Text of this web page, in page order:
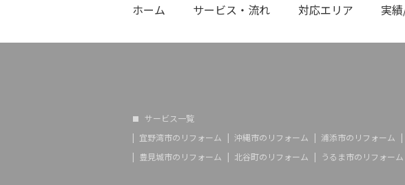
ホーム サービス・流れ 対応エリア 実
サービス一覧
宜野湾市のリフォーム
沖縄市のリフォーム 浦添市のリフォーム
豊見城市のリフォーム
北谷町のリフォーム うるま市のリフォーム